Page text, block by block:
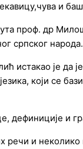
и
проф. др
српског народа.
истакао је
који се
дефиниције и
речи и